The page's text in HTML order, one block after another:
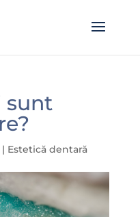
sunt
Estetică dentară